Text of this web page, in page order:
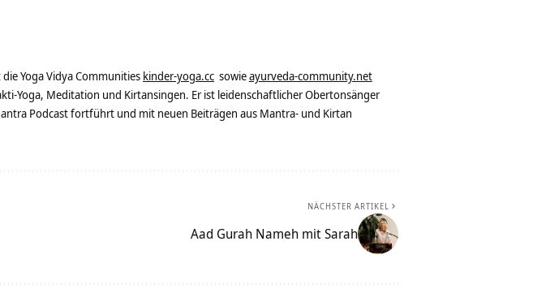
Yoga Vidya Communities kinder-yoga.cc sowieayurveda-community.net
Yoga, Meditation und Kirtansingen. Er ist leidenschaftlicher Obertonsänger
Podcast fortführt und mit neuen Beiträgen aus Mantra- und Kirtan
NÄCHSTER ARTIKEL
Aad Gurah Nameh mit Sarah